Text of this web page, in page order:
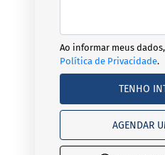
Ao informar meus
Política de Privacidade.